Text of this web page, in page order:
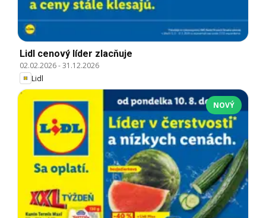
Lidl cenový líder zlacňuje
02.02.2026-31.12.2026
Lidl
NOVÝ